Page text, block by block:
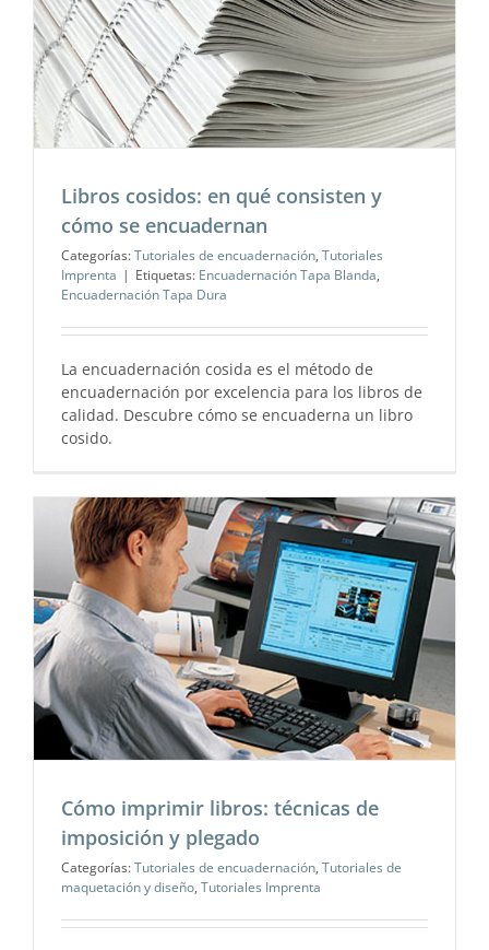
Libros cosidos: en qué consisten y
cómo se encuadernan
Categorías:Tutoriales de encuadernación, Tutoriales
Imprenta | Etiquetas: Encuadernación Tapa Blanda,
Encuadernación Tapa Dura
La encuadernación cosida es el método de
encuadernación por excelencia para los libros de
calidad. Descubre cómo se encuaderna un libro
cosido.
Cómo imprimir libros: técnicas de
imposición y plegado
Categorías:Tutoriales de encuadernación, Tutoriales de
maquetación y diseño, Tutoriales Imprenta